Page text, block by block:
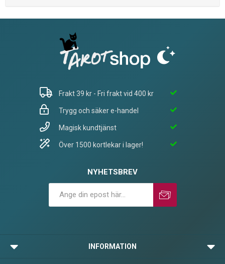
Frakt 39 kr - Fri frakt vid 400 kr
Trygg och säker e-handel
Magisk kundtjänst
Över 1500 kortlekar i lager!
NYHETSBREV
INFORMATION